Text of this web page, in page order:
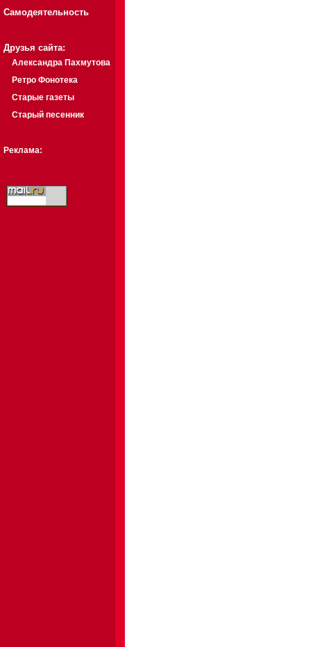
Самодеятельность
Друзья сайта:
Александра Пахмутова
Ретро Фонотека
Старые газеты
Старый песенник
Реклама: